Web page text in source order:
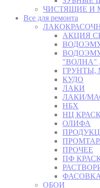
ЧИСТЯЩИЕ И
Все для ремонта
АКЦИЯ
"ВОЛНА"
ГРУНТЫ,
КУДО
ЛАКИ
ЛАКИ/
НБХ
НЦ
ОЛИФА
ПРОЧЕЕ
ПФ
ОБОИ